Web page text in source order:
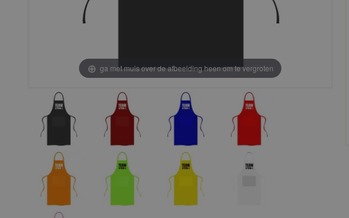
ga met muis over de afbeelding heen om te vergroten